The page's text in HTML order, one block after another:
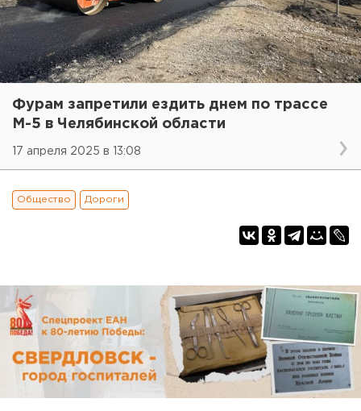
Фурам запретили ездить днем по трассе
М-5 в Челябинской области
17 апреля 2025 в 13:08
Общество Дороги